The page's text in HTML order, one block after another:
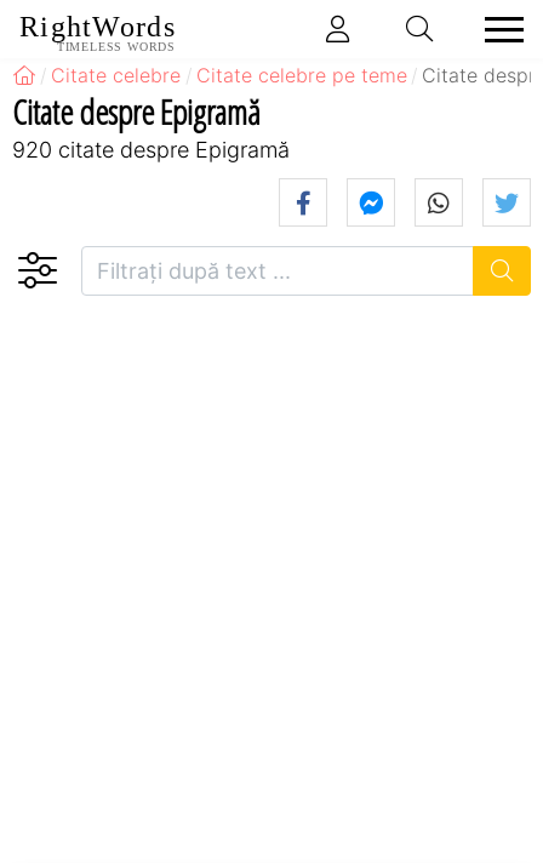
RightWords
TIMELESS WORDS
Citate celebre Citate celebre pe teme Citate
Citate despre Epigramă
920 citate despre Epigramă